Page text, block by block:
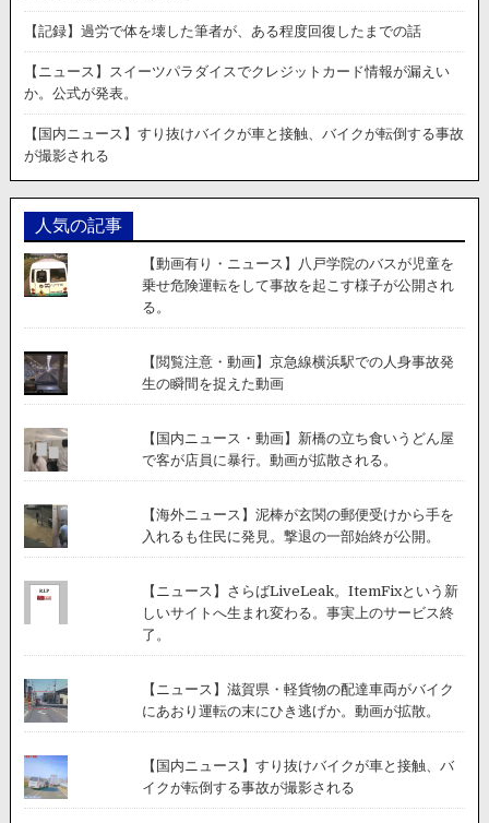
【記録】過労で体を壊した筆者が、ある程度回復したまでの話
【ニュース】スイーツパラダイスでクレジットカード情報が漏えい
か。公式が発表。
【国内ニュース】すり抜けバイクが車と接触、バイクが転倒する事故
が撮影される
人気の記事
【動画有り・ニュース】八戸学院のバスが児童を
乗せ危険運転をして事故を起こす様子が公開され
る。
【閲覧注意・動画】京急線横浜駅での人身事故発
生の瞬間を捉えた動画
【国内ニュース・動画】新橋の立ち食いうどん屋
で客が店員に暴行。動画が拡散される。
【海外ニュース】泥棒が玄関の郵便受けから手を
入れるも住民に発見。撃退の一部始終が公開。
【ニュース】さらばLiveLeak。ItemFixという新
しいサイトへ生まれ変わる。事実上のサービス終
了。
【ニュース】滋賀県・軽貨物の配達車両がバイク
にあおり運転の末にひき逃げか。動画が拡散。
【国内ニュース】すり抜けバイクが車と接触、バ
イクが転倒する事故が撮影される